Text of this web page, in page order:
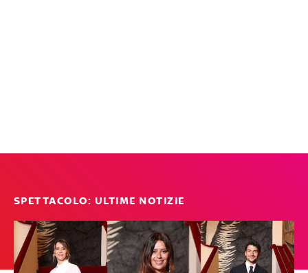
SPETTACOLO: ULTIME NOTIZIE